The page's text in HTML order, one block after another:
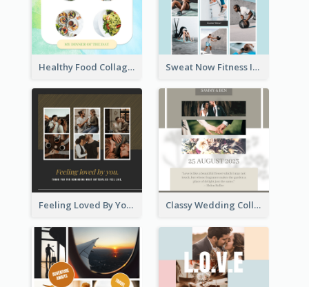
Healthy Food Collage Instagram Post Sweat Now Fitness Instagram Post
Feeling Loved By You Instagram Post Classy Wedding Collage Instagram Post